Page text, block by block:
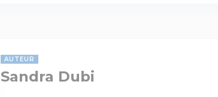
AUTEUR
Sandra Dubi